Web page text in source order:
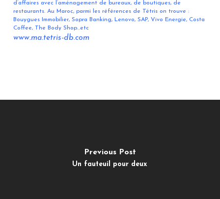
d’affaires avec l’aménagement de bureaux, de boutiques, de
restaurants. Au Maroc, parmi les références de Tétris on trouve :
Bouygues Immobilier, Sopra Banking, Lenovo, SAP, Vivo Energie, Costa
Coffee, The Body Shop…etc
www.ma.tetris-db.com
Previous Post
Un fauteuil pour deux